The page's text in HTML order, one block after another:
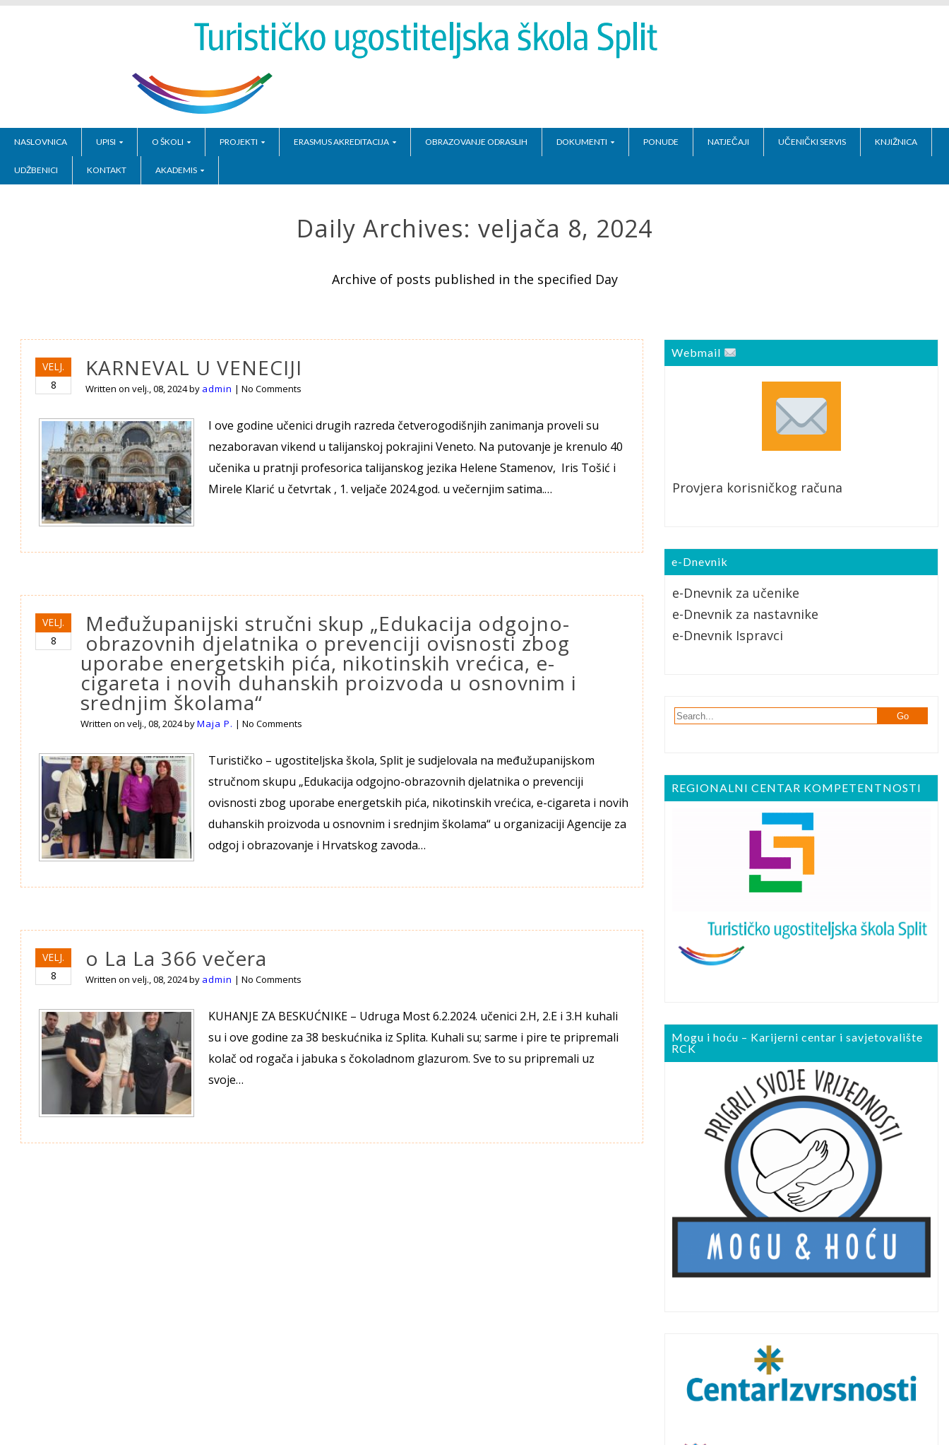
NASLOVNICA UPISI O ŠKOLI PROJEKTI ERASMUS AKREDITACIJA OBRAZOVANJE ODRASLIH DOKUMENTI PONUDE NATJEČAJI UČENIČKI SERVIS KNJIŽNICA
UDŽBENICI KONTAKT AKADEMIS
Daily Archives: veljača 8, 2024
Archive of posts published in the specified Day
VELJ.
8
KARNEVAL U VENECIJI
Written onvelj., 08, 2024by admin |No Comments
I ove godine učenici drugih razreda četverogodišnjih zanimanja proveli su
nezaboravan vikend u talijanskoj pokrajini Veneto. Na putovanje je krenulo 40
učenika u pratnji profesorica talijanskog jezika Helene Stamenov, Iris Tošić i
Mirele Klarić u četvrtak , 1. veljače 2024.god. u večernjim satima.…
VELJ.
8
Međužupanijski stručni skup „Edukacija odgojno-
obrazovnih djelatnika o prevenciji ovisnosti zbog
uporabe energetskih pića, nikotinskih vrećica, e-
cigareta i novih duhanskih proizvoda u osnovnim i
srednjim školama“
Written onvelj., 08, 2024byMaja P. |No Comments
Turističko – ugostiteljska škola, Split je sudjelovala na međužupanijskom
stručnom skupu „Edukacija odgojno-obrazovnih djelatnika o prevenciji
ovisnosti zbog uporabe energetskih pića, nikotinskih vrećica, e-cigareta i novih
duhanskih proizvoda u osnovnim i srednjim školama“ u organizaciji Agencije za
odgoj i obrazovanje i Hrvatskog zavoda…
VELJ.
8
o La La 366 večera
Written onvelj., 08, 2024by admin |No Comments
KUHANJE ZA BESKUĆNIKE – Udruga Most 6.2.2024. učenici 2.H, 2.E i 3.H kuhali
su i ove godine za 38 beskućnika iz Splita. Kuhali su; sarme i pire te pripremali
kolač od rogača i jabuka s čokoladnom glazurom. Sve to su pripremali uz
svoje…
Webmail
Provjera korisničkog računa
e-Dnevnik
e-Dnevnik za učenike
e-Dnevnik za nastavnike
e-Dnevnik Ispravci
REGIONALNI CENTAR KOMPETENTNOSTI
Mogu i hoću – Karijerni centar i savjetovalište
RCK